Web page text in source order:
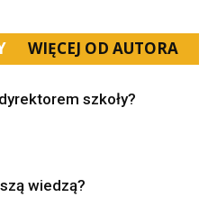
WIĘCEJ OD AUTORA
szkoły?
wiedzą?